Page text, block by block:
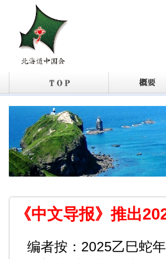
《中文导报》推出
编者按：2025乙巳蛇